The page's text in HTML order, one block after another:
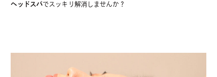
ヘッドスパでスッキリ解消しませんか？